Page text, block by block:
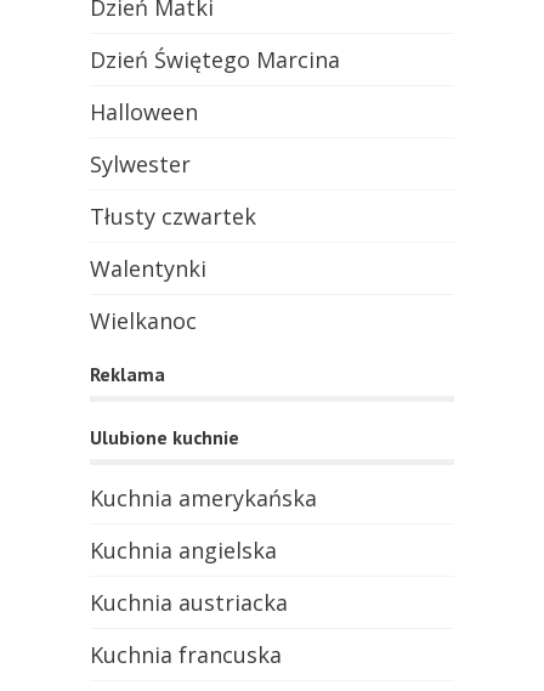
Dzień Matki
Dzień Świętego Marcina
Halloween
Sylwester
Tłusty czwartek
Walentynki
Wielkanoc
Reklama
Ulubione kuchnie
Kuchnia amerykańska
Kuchnia angielska
Kuchnia austriacka
Kuchnia francuska